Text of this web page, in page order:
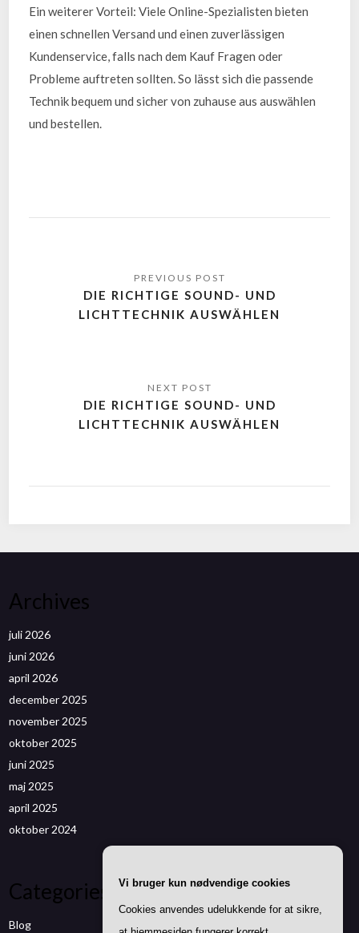
Ein weiterer Vorteil: Viele Online-Spezialisten bieten
einen schnellen Versand und einen zuverlässigen
Kundenservice, falls nach dem Kauf Fragen oder
Probleme auftreten sollten. So lässt sich die passende
Technik bequem und sicher von zuhause aus auswählen
und bestellen.
DIE RICHTIGE SOUND- UND
LICHTTECHNIK AUSWÄHLEN
DIE RICHTIGE SOUND- UND
LICHTTECHNIK AUSWÄHLEN
Archives
juli 2026
juni 2026
april 2026
december 2025
november 2025
oktober 2025
juni 2025
maj 2025
april 2025
oktober 2024
Categories
Blog
Vi bruger kun nødvendige cookies
Cookies anvendes udelukkende for at sikre,